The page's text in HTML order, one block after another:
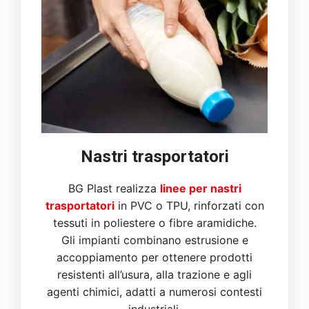
Nastri trasportatori
BG Plast realizza linee per nastri
trasportatoriin PVC o TPU, rinforzati con
tessuti in poliestere o fibre aramidiche.
Gli impianti combinano estrusione e
accoppiamento per ottenere prodotti
resistenti all’usura, alla trazione e agli
agenti chimici, adatti a numerosi contesti